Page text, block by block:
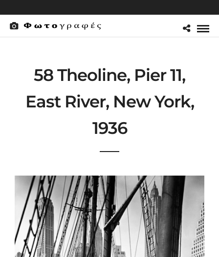
58 Theoline, Pier 11,
East River, New York,
1936